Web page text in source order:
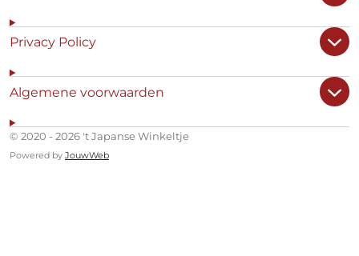
Privacy Policy
Algemene voorwaarden
© 2020 - 2026 't Japanse Winkeltje
Powered by JouwWeb